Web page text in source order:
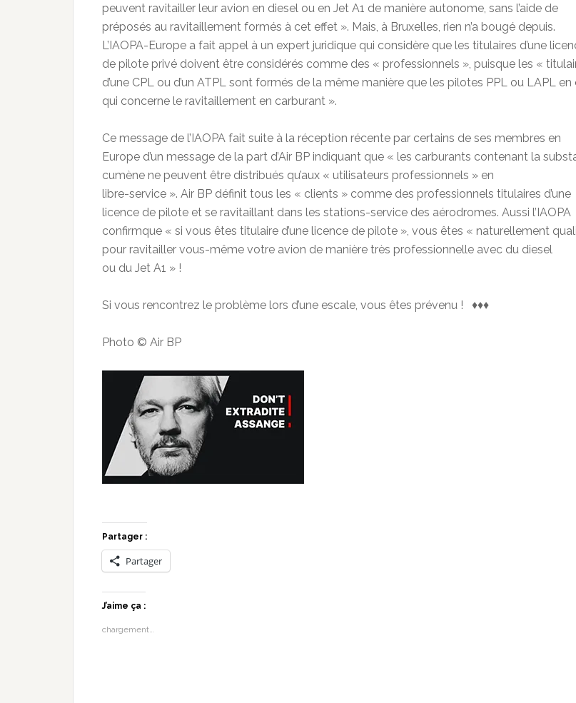
peuvent ravitailler leur avion en diesel ou en Jet A1 de manière autonome, sans l’aide de
préposés au ravitaillement formés à cet effet ». Mais, à Bruxelles, rien n’a bougé depuis.
L’IAOPA-Europe a fait appel à un expert juridique qui considère que les titulaires d’une
de pilote privé doivent être considérés comme des « professionnels », puisque les «
d’une CPL ou d’un ATPL sont formés de la même manière que les pilotes PPL ou LAPL en
qui concerne le ravitaillement en carburant ».
Ce message de l’IAOPA fait suite à la réception récente par certains de ses membres en
Europe d’un message de la part d’Air BP indiquant que « les carburants contenant la
cumène ne peuvent être distribués qu’aux « utilisateurs professionnels » en
libre-service ». Air BP définit tous les « clients » comme des professionnels titulaires d’une
licence de pilote et se ravitaillant dans les stations-service des aérodromes. Aussi l’IAOPA
confirmque « si vous êtes titulaire d’une licence de pilote », vous êtes « naturellement
pour ravitailler vous-même votre avion de manière très professionnelle avec du diesel
ou du Jet A1 » !
Si vous rencontrez le problème lors d’une escale, vous êtes prévenu ! ♦♦♦
Photo © Air BP
Partager :
Partager
J’aime ça :
chargement…